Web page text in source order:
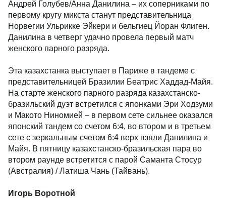
Андрей Голубев/Анна Данилина – их соперниками по
первому кругу микста станут представительница
Норвегии Ульрикке Эйкери и бельгиец Йоран Флиген.
Данилина в четверг удачно провела первый матч
женского парного разряда.
Эта казахстанка выступает в Париже в тандеме с
представительницей Бразилии Беатрис Хаддад-Майя.
На старте женского парного разряда казахстанско-
бразильский дуэт встретился с японками Эри Ходзуми
и Макото Ниномией – в первом сете сильнее оказался
японский тандем со счетом 6:4, во втором и в третьем
сете с зеркальным счетом 6:4 верх взяли Данилина и
Майя. В пятницу казахстанско-бразильская пара во
втором раунде встретится с парой Саманта Стосур
(Австралия) / Латиша Чань (Тайвань).
Игорь Воротной